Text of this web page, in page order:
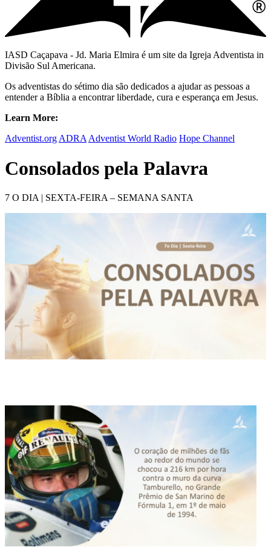
IASD Caçapava - Jd. Maria Elmira é um site da Igreja Adventista in
Divisão Sul Americana.
Os adventistas do sétimo dia são dedicados a ajudar as pessoas a
entender a Bíblia a encontrar liberdade, cura e esperança em Jesus.
Learn More:
Adventist.org ADRA Adventist World Radio Hope Channel
Consolados pela Palavra
7 O DIA | SEXTA-FEIRA – SEMANA SANTA